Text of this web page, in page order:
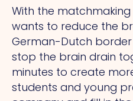
With the
wants to reduce the
German-Dutch
stop the brain drain
minutes to create
students and young